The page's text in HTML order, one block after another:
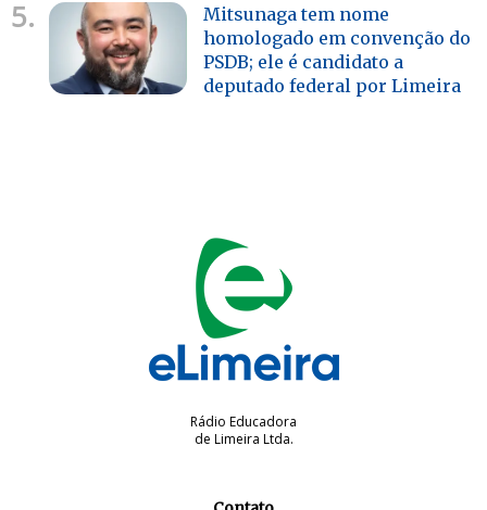
5.
Mitsunaga tem nome
homologado em convenção do
PSDB; ele é candidato a
deputado federal por Limeira
Rádio Educadora
de Limeira Ltda.